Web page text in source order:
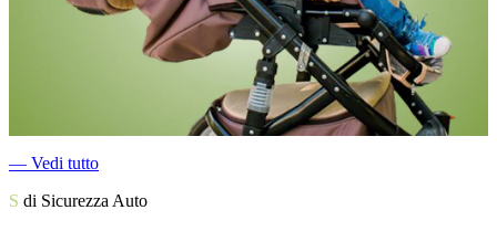
― Vedi tutto
S di Sicurezza Auto